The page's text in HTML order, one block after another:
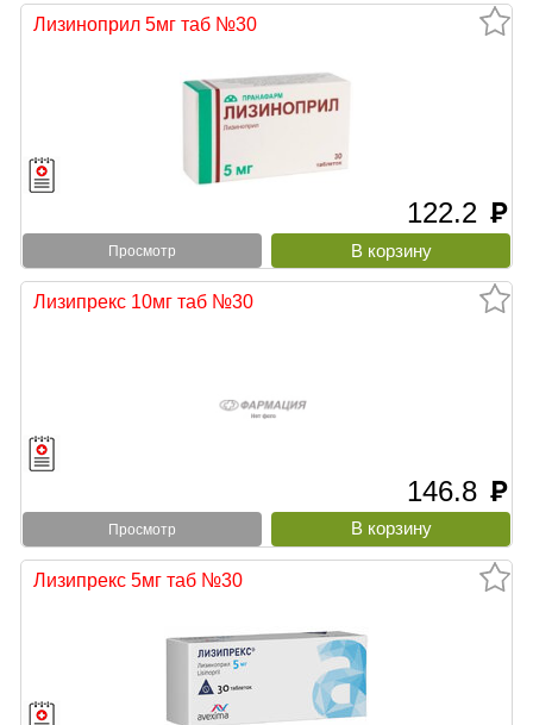
Лизиноприл 5мг таб №30
122.2 руб
Просмотр
Лизипрекс 10мг таб №30
146.8 руб
Просмотр
Лизипрекс 5мг таб №30